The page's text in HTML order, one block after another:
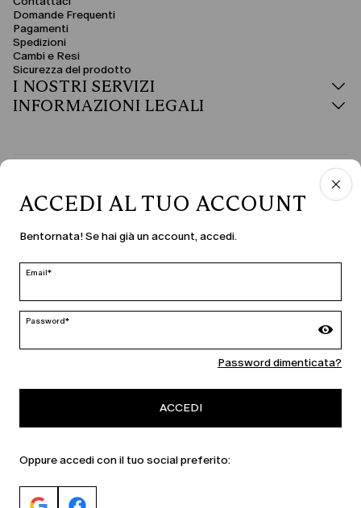
Domande Frequenti
Pagamenti
Spedizioni
Cambi e Resi
Sicurezza del prodotto
I NOSTRI SERVIZI
INFORMAZIONI LEGALI
PAESE E LINGUA
modifica
MARINA RINALDI
PERSONA
ACCEDI AL TUO ACCOUNT
Bentornata! Se hai già un account, accedi.
Email*
Password*
Password dimenticata?
ACCEDI
Oppure accedi con il tuo social preferito: